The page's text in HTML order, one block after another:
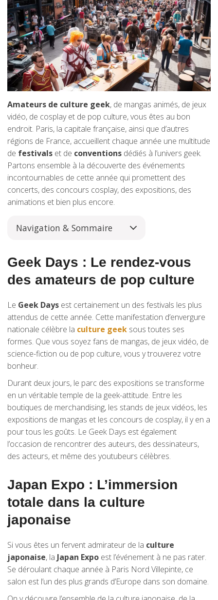
Amateurs de culture geek, de mangas animés, de jeux
vidéo, de cosplay et de pop culture, vous êtes au bon
endroit. Paris, la capitale française, ainsi que d’autres
régions de France, accueillent chaque année une multitude
de festivals et de conventions dédiés à l’univers geek.
Partons ensemble à la découverte des événements
incontournables de cette année qui promettent des
concerts, des concours cosplay, des expositions, des
animations et bien plus encore.
Navigation & Sommaire
Geek Days : Le rendez-vous
des amateurs de pop culture
Le Geek Days est certainement un des festivals les plus
attendus de cette année. Cette manifestation d’envergure
nationale célèbre la culture geek sous toutes ses
formes. Que vous soyez fans de mangas, de jeux vidéo, de
science-fiction ou de pop culture, vous y trouverez votre
bonheur.
Durant deux jours, le parc des expositions se transforme
en un véritable temple de la geek-attitude. Entre les
boutiques de merchandising, les stands de jeux vidéos, les
expositions de mangas et les concours de cosplay, il y en a
pour tous les goûts. Le Geek Days est également
l’occasion de rencontrer des auteurs, des dessinateurs,
des acteurs, et même des youtubeurs célèbres.
Japan Expo : L’immersion
totale dans la culture
japonaise
Si vous êtes un fervent admirateur de la culture
japonaise, la Japan Expo est l’événement à ne pas rater.
Se déroulant chaque année à Paris Nord Villepinte, ce
salon est l’un des plus grands d’Europe dans son domaine.